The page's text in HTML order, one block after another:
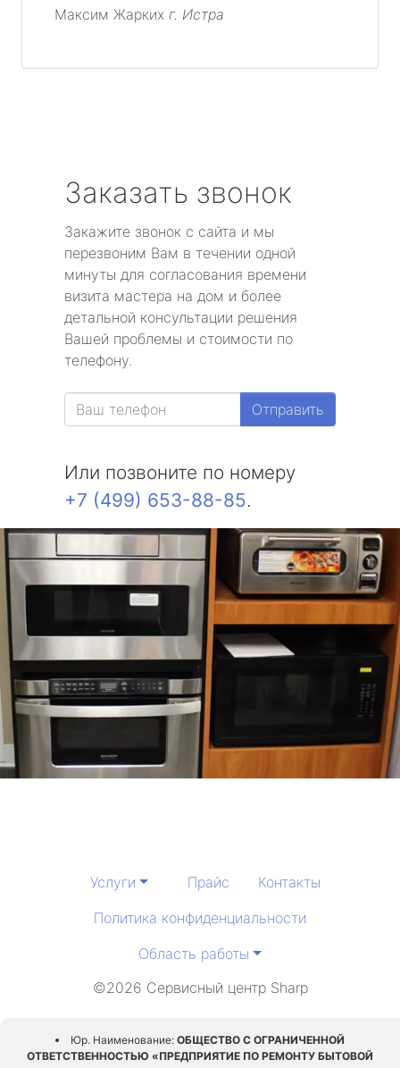
Максим Жарких г. Истра
Заказать звонок
Закажите звонок с сайта и мы
перезвоним Вам в течении одной
минуты для согласования времени
визита мастера на дом и более
детальной консультации решения
Вашей проблемы и стоимости по
телефону.
Отправить
Или позвоните по номеру
+7 (499) 653-88-85.
Услуги Прайс
Контакты
Политика конфиденциальности
Область работы
©2026 Сервисный центр Sharp
Юр. Наименование: ОБЩЕСТВО С ОГРАНИЧЕННОЙ
ОТВЕТСТВЕННОСТЬЮ «ПРЕДПРИЯТИЕ ПО РЕМОНТУ БЫТОВОЙ